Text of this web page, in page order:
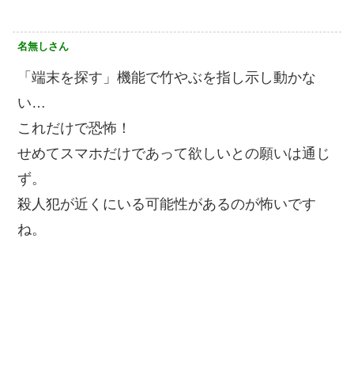
名無しさん
「端末を探す」機能で竹やぶを指し示し動かな
い…
これだけで恐怖！
せめてスマホだけであって欲しいとの願いは通じ
ず。
殺人犯が近くにいる可能性があるのが怖いです
ね。